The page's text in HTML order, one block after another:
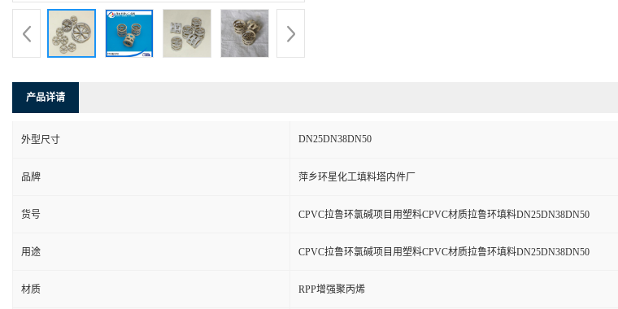
产品详请
外型尺寸 DN25DN38DN50
品牌 萍乡环星化工填料塔内件厂
货号 CPVC拉鲁环氯碱项目用塑料CPVC材质拉鲁环填料DN25DN38DN50
用途 CPVC拉鲁环氯碱项目用塑料CPVC材质拉鲁环填料DN25DN38DN50
材质 RPP增强聚丙烯